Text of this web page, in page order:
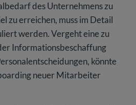
des Unternehmens zu
zu erreichen, muss im Detail
werden. Vergeht eine zu
Informationsbeschaffung
könnte
neuer Mitarbeiter